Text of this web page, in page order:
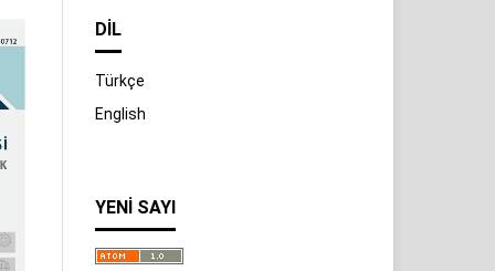
DIL
Türkçe
English
YENI SAYI